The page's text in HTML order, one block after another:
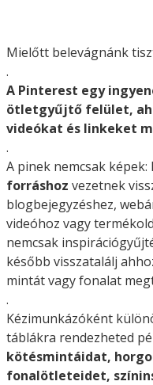
Mielőtt belevágnánk
.
A Pinterest egy
ötletgyűjtő felület,
videókat és linkeket
.
A pinek nemcsak
forráshoz vezetnek
blogbejegyzéshez,
videóhoz vagy
nemcsak
később visszatalálj
mintát vagy fonalat
.
Kézimunkázóként
táblákra rendezheted
kötésmintáidat,
fonalötleteidet,